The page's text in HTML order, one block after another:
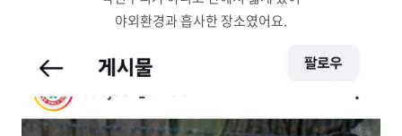
야외환경과 흡사한 장소였어요.